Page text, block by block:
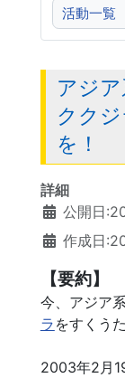
活動一覧
アジ
クク
を！
詳細
公開日
作成日
【要約】
今、アジア
ラ をすくう
2003年2月